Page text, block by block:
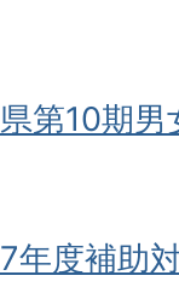
第10期
年度補助